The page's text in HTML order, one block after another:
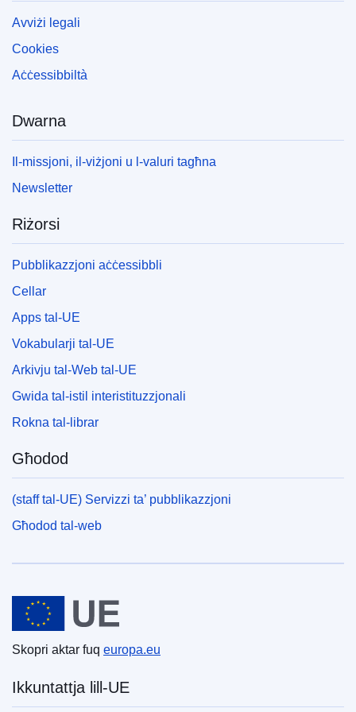
Avviżi legali
Cookies
Aċċessibbiltà
Dwarna
Il-missjoni, il-viżjoni u l-valuri tagħna
Newsletter
Riżorsi
Pubblikazzjoni aċċessibbli
Cellar
Apps tal-UE
Vokabularji tal-UE
Arkivju tal-Web tal-UE
Gwida tal-istil interistituzzjonali
Rokna tal-librar
Għodod
(staff tal-UE) Servizzi ta’ pubblikazzjoni
Għodod tal-web
Unjoni Ewropea
Skopri aktar fuq europa.eu
Ikkuntattja lill-UE